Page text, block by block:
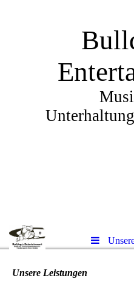
Unsere Leistungen